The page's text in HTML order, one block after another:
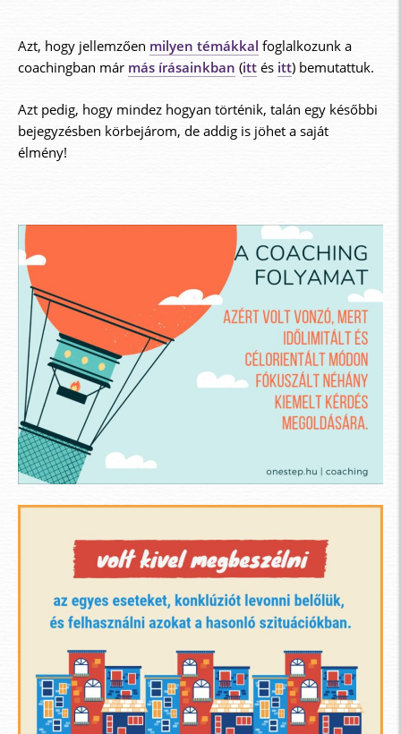
Azt, hogy jellemzően milyen témákkal foglalkozunk a
coachingban már más írásainkban (itt és itt) bemutattuk.
Azt pedig, hogy mindez hogyan történik, talán egy későbbi
bejegyzésben körbejárom, de addig is jöhet a saját
élmény!